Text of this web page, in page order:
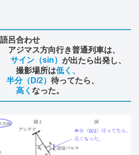
呂合わせ
行き普通列車は、
イン（sin）が出たら出発し、
撮影場所は低く、
（ D/2） 待ってたら、
高く なった。